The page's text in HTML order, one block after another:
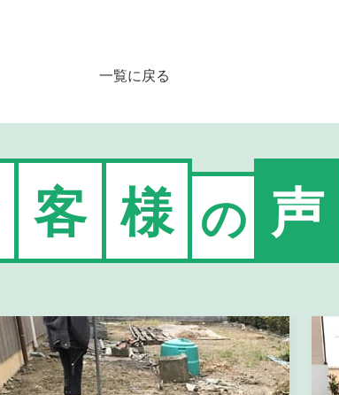
一覧に戻る
客 様 の 声